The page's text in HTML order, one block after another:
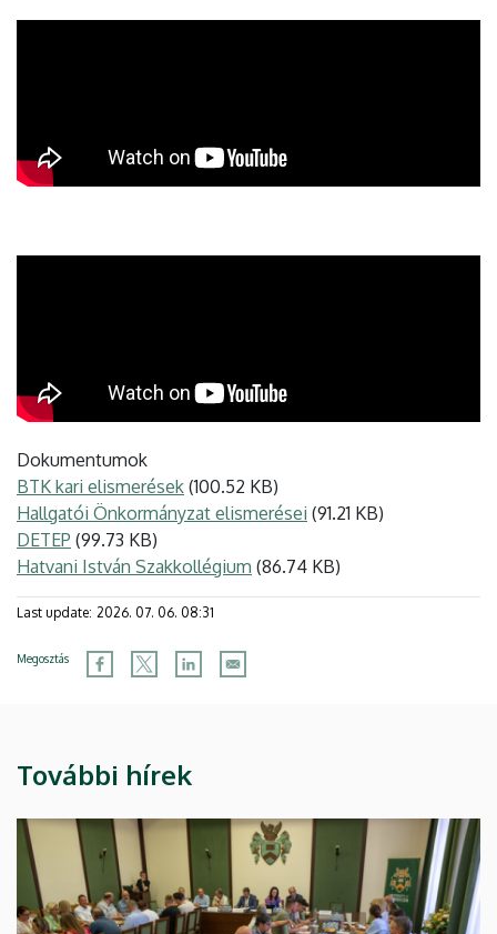
Dokumentumok
BTK kari elismerések (100.52 KB)
Hallgatói Önkormányzat elismerései (91.21 KB)
DETEP (99.73 KB)
Hatvani István Szakkollégium (86.74 KB)
Last update: 2026. 07. 06. 08:31
Megosztás
További hírek